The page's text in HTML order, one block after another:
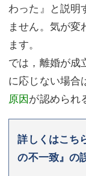
わった』と説明
ません。気が変
ます。
では，離婚が成
に応じない場合
原因が認められ
詳しくはこち
の不一致』の